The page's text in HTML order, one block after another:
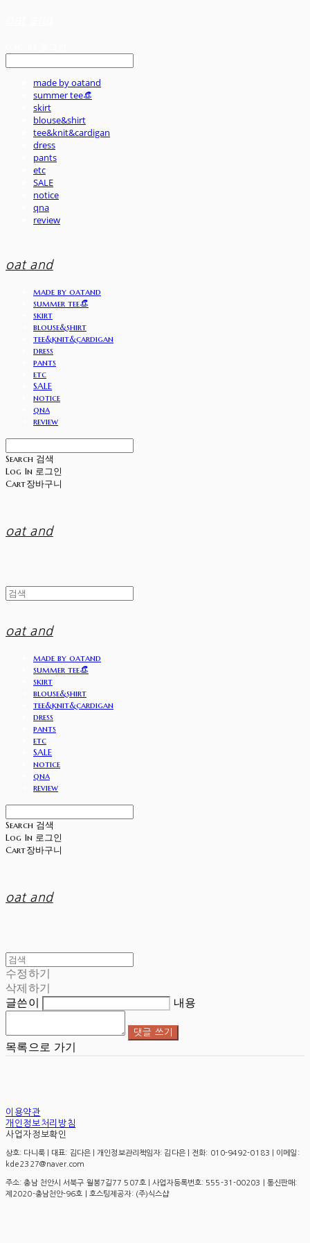
made by oatand
summer tee👒
skirt
blouse&shirt
tee&knit&cardigan
dress
pants
etc
SALE
notice
qna
review
oat and
made by oatand
summer tee👒
skirt
blouse&shirt
tee&knit&cardigan
dress
pants
etc
SALE
notice
qna
review
Search 검색
Log In 로그인
Cart장바구니
oat and
oat and
made by oatand
summer tee👒
skirt
blouse&shirt
tee&knit&cardigan
dress
pants
etc
SALE
notice
qna
review
Search 검색
Log In 로그인
Cart장바구니
oat and
수정하기
삭제하기
글쓴이
내용
댓글 쓰기
목록으로 가기
이용약관
개인정보처리방침
사업자정보확인
상호: 다니룩 | 대표: 김다은 | 개인정보관리책임자: 김다은 | 전화: 010-9492-0183 | 이메일:
kde2327@naver.com
주소: 충남 천안시 서북구 월봉7길77 507호 | 사업자등록번호: 555-31-00203
| 통신판매:
제2020-충남천안-96호 | 호스팅제공자: (주)식스샵